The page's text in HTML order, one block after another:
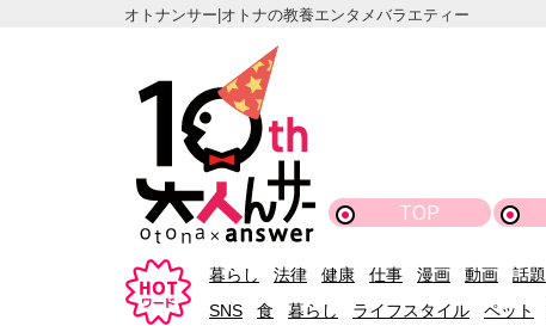
オトナンサー|オトナの教養エンタメバラエティー
TOP
暮らし 法律 健康 仕事 漫画 動画 話題
SNS
食 暮らし ライフスタイル ペット